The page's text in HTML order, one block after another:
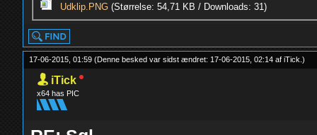
Udklip.PNG (Størrelse: 54,71 KB / Downloads: 31)
17-06-2015, 01:59(Denne besked var sidst ændret: 17-06-2015, 02:14 afiTick .)
iTick
x64 has PIC